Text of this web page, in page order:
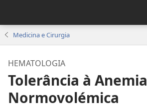
Medicina e Cirurgia
HEMATOLOGIA
Tolerância à Anemia
Normovolémica